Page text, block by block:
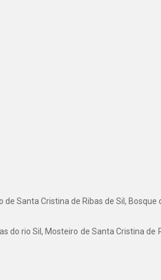
Santa Cristina de Ribas de Sil,
do rio Sil, Mosteiro de Santa Cristina